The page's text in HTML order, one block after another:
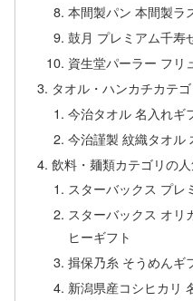
本間製パン 本間製ラ
鼓月 プレミアム千寿
資生堂パーラー フリ
タオル・ハンカチカテ
今治タオル 名入れギ
今治謹製 紋織タオル
飲料・麺類カテゴリの
スターバックス プレ
スターバックス オリ
ヒーギフト
揖保乃糸 そうめんギ
新潟県産コシヒカリ